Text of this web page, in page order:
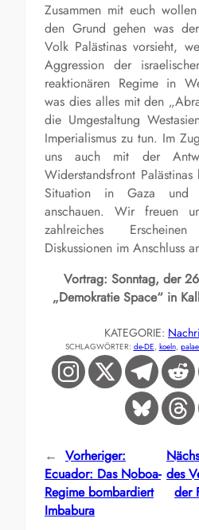
Zusammen mit euch
den Grund gehen was
Volk Palästinas vorsieht,
Aggression der
reaktionären Regime in
was dies alles mit den
die Umgestaltung
Imperialismus zu tun. Im
uns auch mit der
Widerstandsfront
Situation in Gaza und
anschauen. Wir freuen
zahlreiches
Diskussionen im Anschluss
Vortrag: Sonntag, der
„Demokratie Space“ in
KATEGORIE:
SCHLAGWÖRTER: de-DE, koeln,
← Vorheriger:
Ecuador: Das Noboa-
Regime bombardiert
Imbabura
des
der